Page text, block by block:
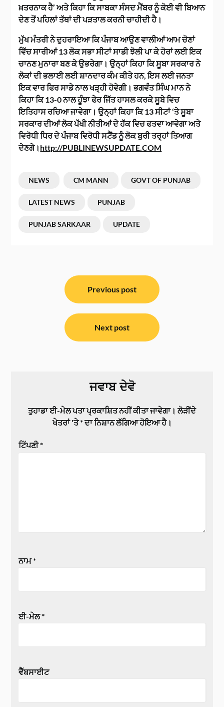
ਖ਼ਤਰਨਾਕ ਹੈ’ ਅਤੇ ਕਿਹਾ ਕਿ ਸਾਬਕਾ ਸੰਸਦ ਮੈਂਬਰ ਨੂੰ ਕੋਈ ਵੀ ਬਿਆਨ
ਦੇਣ ਤੋਂ ਪਹਿਲਾਂ ਤੱਥਾਂ ਦੀ ਪੜਤਾਲ ਕਰਨੀ ਚਾਹੀਦੀ ਹੈ।
ਮੁੱਖ ਮੰਤਰੀ ਨੇ ਦੁਹਰਾਇਆ ਕਿ ਪੰਜਾਬ ਆਉਣ ਵਾਲੀਆਂ ਆਮ ਚੋਣਾਂ
ਵਿੱਚ ਸਾਰੀਆਂ 13 ਲੋਕ ਸਭਾ ਸੀਟਾਂ ਸਾਡੀ ਝੋਲੀ ਪਾ ਕੇ ਹੋਰਾਂ ਲਈ ਇਕ
ਚਾਨਣ ਮੁਨਾਰਾ ਬਣ ਕੇ ਉਭਰੇਗਾ। ਉਨ੍ਹਾਂ ਕਿਹਾ ਕਿ ਸੂਬਾ ਸਰਕਾਰ ਨੇ
ਲੋਕਾਂ ਦੀ ਭਲਾਈ ਲਈ ਸ਼ਾਨਦਾਰ ਕੰਮ ਕੀਤੇ ਹਨ, ਇਸ ਲਈ ਜਨਤਾ
ਇਕ ਵਾਰ ਫਿਰ ਸਾਡੇ ਨਾਲ ਖੜ੍ਹੀ ਹੋਵੇਗੀ। ਭਗਵੰਤ ਸਿੰਘ ਮਾਨ ਨੇ
ਕਿਹਾ ਕਿ 13-0 ਨਾਲ ਹੂੰਝਾ ਫੇਰ ਜਿੱਤ ਹਾਸਲ ਕਰਕੇ ਸੂਬੇ ਵਿਚ
ਇਤਿਹਾਸ ਰਚਿਆ ਜਾਵੇਗਾ। ਉਨ੍ਹਾਂ ਕਿਹਾ ਕਿ 13 ਸੀਟਾਂ ‘ਤੇ ਸੂਬਾ
ਸਰਕਾਰ ਦੀਆਂ ਲੋਕ ਪੱਖੀ ਨੀਤੀਆਂ ਦੇ ਹੱਕ ਵਿਚ ਫਤਵਾ ਆਵੇਗਾ ਅਤੇ
ਵਿਰੋਧੀ ਧਿਰ ਦੇ ਪੰਜਾਬ ਵਿਰੋਧੀ ਸਟੈਂਡ ਨੂੰ ਲੋਕ ਬੁਰੀ ਤਰ੍ਹਾਂ ਤਿਆਗ
ਦੇਣਗੇ। http://PUBLINEWSUPDATE.COM
NEWS CM MANN GOVT OF PUNJAB
LATEST NEWS PUNJAB
PUNJAB SARKAAR UPDATE
Previous post
Next post
ਜਵਾਬ ਦੇਵੋ
ਤੁਹਾਡਾ ਈ-ਮੇਲ ਪਤਾ ਪ੍ਰਕਾਸ਼ਿਤ ਨਹੀਂ ਕੀਤਾ ਜਾਵੇਗਾ। ਲੋੜੀਂਦੇ
ਖੇਤਰਾਂ 'ਤੇ*ਦਾ ਨਿਸ਼ਾਨ ਲੱਗਿਆ ਹੋਇਆ ਹੈ।
ਟਿੱਪਣੀ*
ਨਾਮ*
ਈ-ਮੇਲ*
ਵੈੱਬਸਾਈਟ